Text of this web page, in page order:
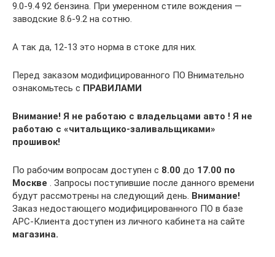
9.0-9.4 92 бензина. При умеренном стиле вождения —
заводские 8.6-9.2 на сотню.
А так да, 12-13 это норма в стоке для них.
Перед заказом модифицированного ПО Внимательно
ознакомьтесь с ПРАВИЛАМИ
Внимание! Я не работаю с владельцами авто ! Я не
работаю с «читальщико-заливальщиками»
прошивок!
По рабочим вопросам доступен с 8.00 до 17.00 по
Москве . Запросы поступившие после данного времени
будут рассмотрены на следующий день. Внимание!
Заказ недостающего модифицированного ПО в базе
АРС-Клиента доступен из личного кабинета на сайте
магазина.